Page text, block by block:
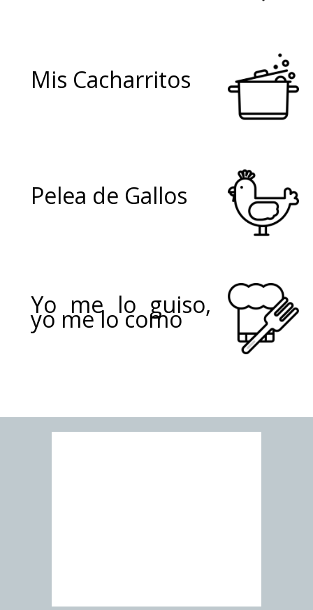
Mis Cacharritos
Pelea de Gallos
Yo me lo guiso,
yo me lo como